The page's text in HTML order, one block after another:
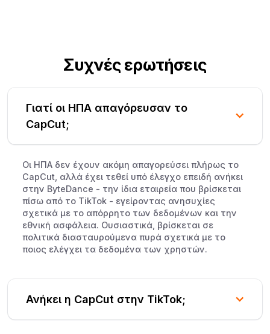
Συχνές ερωτήσεις
Γιατί οι ΗΠΑ απαγόρευσαν το
CapCut;
Οι ΗΠΑ δεν έχουν ακόμη απαγορεύσει πλήρως το
CapCut, αλλά έχει τεθεί υπό έλεγχο επειδή ανήκει
στην ByteDance - την ίδια εταιρεία που βρίσκεται
πίσω από το TikTok - εγείροντας ανησυχίες
σχετικά με το απόρρητο των δεδομένων και την
εθνική ασφάλεια. Ουσιαστικά, βρίσκεται σε
πολιτικά διασταυρούμενα πυρά σχετικά με το
ποιος ελέγχει τα δεδομένα των χρηστών.
Ανήκει η CapCut στην TikTok;